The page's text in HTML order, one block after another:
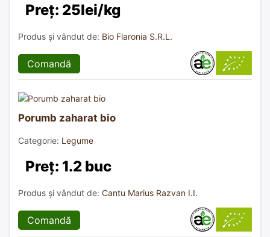
Preț: 25lei/kg
Produs și vândut de: Bio Flaronia S.R.L.
Comandă
Porumb zaharat bio
Categorie: Legume
Preț: 1.2 buc
Produs și vândut de: Cantu Marius Razvan I.I.
Comandă